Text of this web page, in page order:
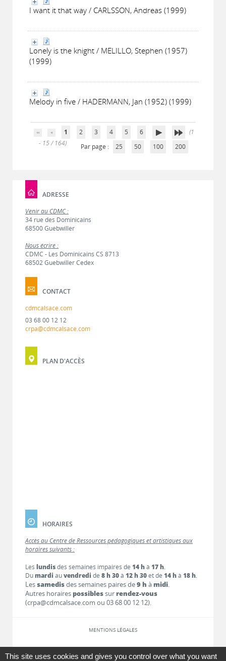
I want it that way / CARLSSON, Andreas (1999)
Lonely is the knight / MELILLO, Stephen (1957)
(1999)
Melody in five / HADERMANN, Jan (1952) (1999)
1 2 3 4 5 6
(1
- 15 / 164)
Par page : 25 50 100 200
ADRESSE
Venir au CDMC :
34 rue des Dominicains
68500 Guebwiller
Nous écrire :
CDMC - Les Dominicains CS 8713
68502 Guebwiller Cedex
CONTACT
cdmcalsace.com
03 68 00 12 12
crpa@cdmcalsace.com
PLAN D'ACCÈS
HORAIRES
Accès au Centre de Ressources pédagogiques et artistiques aux
horaires suivants :
Les lundisdes semaines impaires de 14 hà 17 h.
Dumardi auvendredi de 8 h 30à 12 h 30et de 14 hà 18 h.
Lessamedisdes semaines paires de9 h à midi.
Autres horaires possiblessur rendez-vous
(crpa@cdmcalsace.com ou 03 68 00 12 12).
MENTIONS LÉGALES
LIENS
This site uses cookies and gives you control over what you want